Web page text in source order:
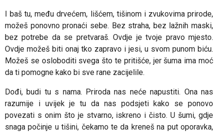
I baš tu, među drvećem, lišćem, tišinom i zvukovima prirode,
možeš ponovno pronaći sebe. Bez straha, bez lažnih maski,
bez potrebe da se pretvaraš. Ovdje je tvoje pravo mjesto.
Ovdje možeš biti onaj tko zapravo i jesi, u svom punom biću.
Možeš se osloboditi svega što te pritišće, jer šuma ima moć
da ti pomogne kako bi sve rane zacijelile.
Dođi, budi tu s nama. Priroda nas neće napustiti. Ona nas
razumije i uvijek je tu da nas podsjeti kako se ponovo
povezati s onim što je stvarno, iskreno i čisto. U šumi, gdje
snaga počinje u tišini, čekamo te da kreneš na put oporavka,